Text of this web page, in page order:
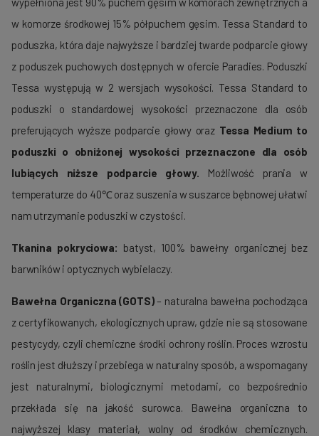
w komorze środkowej 15% półpuchem gęsim. Tessa Standard to
poduszka, która daje najwyższe i bardziej twarde podparcie głowy
z poduszek puchowych dostępnych w ofercie Paradies. Poduszki
Tessa występują w 2 wersjach wysokości. Tessa Standard to
poduszki o standardowej wysokości przeznaczone dla osób
preferujących wyższe podparcie głowy oraz Tessa Medium to
poduszki o obniżonej wysokości przeznaczone dla osób
lubiących niższe podparcie głowy. Możliwość prania w
temperaturze do 40℃ oraz suszenia w suszarce bębnowej ułatwi
nam utrzymanie poduszki w czystości.
Tkanina pokryciowa: batyst, 100% bawełny organicznej bez
barwników i optycznych wybielaczy.
Bawełna Organiczna (GOTS)– naturalna bawełna pochodząca
z certyfikowanych, ekologicznych upraw, gdzie nie są stosowane
pestycydy, czyli chemiczne środki ochrony roślin. Proces wzrostu
roślin jest dłuższy i przebiega w naturalny sposób, a wspomagany
jest naturalnymi, biologicznymi metodami, co bezpośrednio
przekłada się na jakość surowca. Bawełna organiczna to
najwyższej klasy materiał, wolny od środków chemicznych.